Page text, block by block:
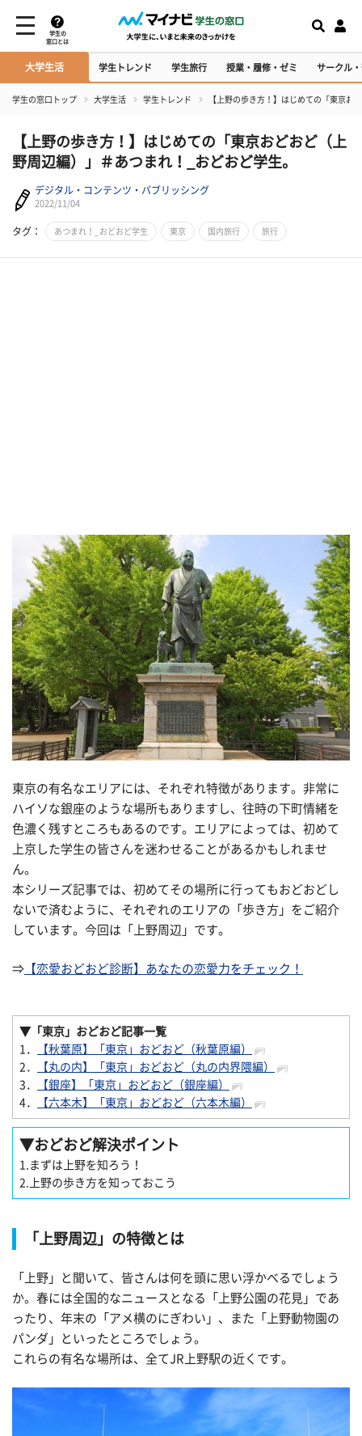
学生の
窓口とは
大学生活 学生トレンド 学生旅行 授業・履修・ゼミ サークル
学生の窓口トップ 大学生活 学生トレンド 【上野の歩き方！】はじめての「東京お
【上野の歩き方！】はじめての「東京おどおど（上
野周辺編）」＃あつまれ！_おどおど学生。
デジタル・コンテンツ・パブリッシング
2022/11/04
タグ： あつまれ！_おどおど学生 東京 国内旅行 旅行
東京の有名なエリアには、それぞれ特徴があります。非常に
ハイソな銀座のような場所もありますし、往時の下町情緒を
色濃く残すところもあるのです。エリアによっては、初めて
上京した学生の皆さんを迷わせることがあるかもしれませ
ん。
本シリーズ記事では、初めてその場所に行ってもおどおどし
ないで済むように、それぞれのエリアの「歩き方」をご紹介
しています。今回は「上野周辺」です。
⇒ 【恋愛おどおど診断】あなたの恋愛力をチェック！
▼「東京」おどおど記事一覧
1．
【秋葉原】「東京」おどおど（秋葉原編）
2．
【丸の内】「東京」おどおど（丸の内界隈編）
3．
【銀座】「東京」おどおど（銀座編）
4．
【六本木】「東京」おどおど（六本木編）
▼おどおど解決ポイント
1.まずは上野を知ろう！
2.上野の歩き方を知っておこう
「上野周辺」の特徴とは
「上野」と聞いて、皆さんは何を頭に思い浮かべるでしょう
か。春には全国的なニュースとなる「上野公園の花見」であ
ったり、年末の「アメ横のにぎわい」、また「上野動物園の
パンダ」といったところでしょう。
これらの有名な場所は、全てJR上野駅の近くです。